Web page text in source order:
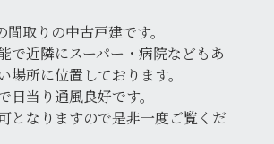
取りの中古戸建です。
で近隣にスーパー・病院などもあ
場所に位置しております。
日当り通風良好です。
となりますので是非一度ご覧くだ